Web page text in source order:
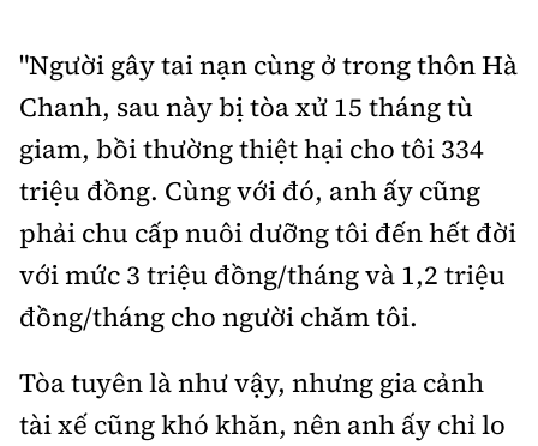
"Người gây tai nạn cùng ở trong thôn Hà
Chanh, sau này bị tòa xử 15 tháng tù
giam, bồi thường thiệt hại cho tôi 334
triệu đồng. Cùng với đó, anh ấy cũng
phải chu cấp nuôi dưỡng tôi đến hết đời
với mức 3 triệu đồng/tháng và 1,2 triệu
đồng/tháng cho người chăm tôi.
Tòa tuyên là như vậy, nhưng gia cảnh
tài xế cũng khó khăn, nên anh ấy chỉ lo